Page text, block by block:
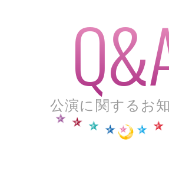
公演に関するお